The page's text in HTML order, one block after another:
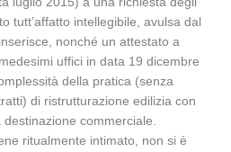
tutt’affatto intellegibile, avulsa dal
nonché un attestato a
uffici in data 19 dicembre
della pratica (senza
di ristrutturazione edilizia con
commerciale.
ritualmente intimato, non si è